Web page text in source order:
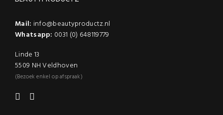
Mail: info@beautyproductz.nl
Whatsapp: 0031 (0) 648119779
Linde 13
5509 NH Veldhoven
(Bezoek enkel op afspraak)